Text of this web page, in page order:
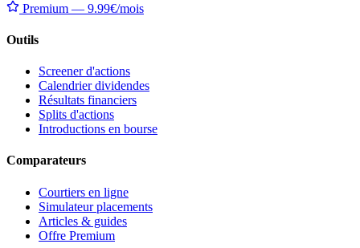
Premium — 9.99€/mois
Outils
Screener d'actions
Calendrier dividendes
Résultats financiers
Splits d'actions
Introductions en bourse
Comparateurs
Courtiers en ligne
Simulateur placements
Articles & guides
Offre Premium